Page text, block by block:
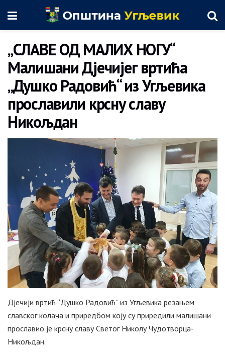
„СЛАВЕ ОД МАЛИХ НОГУ“
Малишани Дјечијег вртића
„Душко Радовић“ из Угљевика
прославили крсну славу
Никољдан
Дјечији вртић “Душко Радовић” из Угљевика резањем
славског колача и приредбом коју су приредили малишани
прославио је крсну славу Светог Николу Чудотворца-
Никољдан.